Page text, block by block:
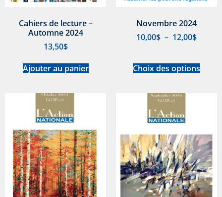
Cahiers de lecture –
Automne 2024
13,50$
Ajouter au panier
Novembre 2024
10,00$ – 12,00$
Choix des options